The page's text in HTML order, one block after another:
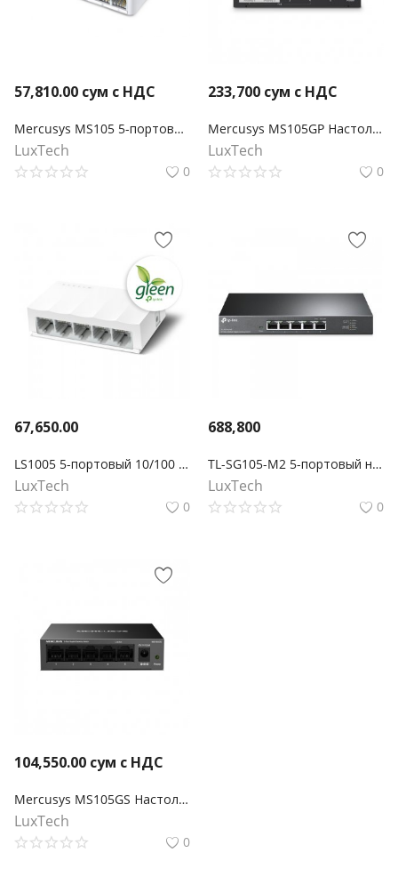
57,810.00 сум с НДС
Mercusys MS105 5-портовый настольный коммутатор
LuxTech
0
233,700 сум с НДС
Mercusys MS105GP Настольный коммутатор с 5 гигабитными портами (4 порта PoE+)
LuxTech
0
67,650.00
LS1005 5-портовый 10/100 Мбит/с настольный коммутатор
LuxTech
0
688,800
TL-SG105-M2 5-портовый настольный коммутатор 2,5 Гбит/с
LuxTech
0
104,550.00 сум с НДС
Mercusys MS105GS Настольный коммутатор с 5 гигабитными портами
LuxTech
0